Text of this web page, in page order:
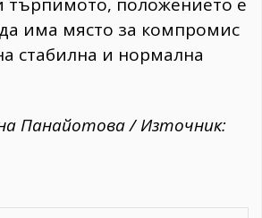
търпимото, положението е
има място за компромис
стабилна и нормална
Панайотова / Източник: